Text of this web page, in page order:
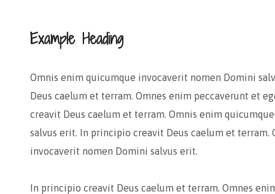
Example Heading
Omnis enim quicumque invocaverit nomen Domini
Deus caelum et terram. Omnes enim peccaverunt et
creavit Deus caelum et terram. Omnis enim
salvus erit. In principio creavit Deus caelum et terram.
invocaverit nomen Domini salvus erit.
In principio creavit Deus caelum et terram. Omnes